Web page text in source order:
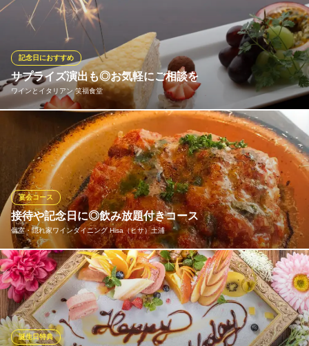
ーツをふんだんに盛り付け、「HappyBirthday」のお祝いの文字を
添えたバースデープレート。大切なひと時をより華やかに演出い
たします◎内容や演出など、事前にご相談も大歓迎です！ お気軽
にお問い合わせください。
※こちらは夜のみのこだわりです。
今尽 荒川沖東口店
世界のお酒と茨城食材
ＪＲ常磐線荒川沖駅東口 徒歩1分
茨城県土浦市荒川沖東2-2-10
サプライズ演出も◎お気軽にご相談を
ワインとイタリアン 笑福食堂
記念日におすすめ
誕生日や歓送迎会をサプライズでお祝い！ご予算は1,650円～で応
相談。ホールケーキのご用意も可能です♪音楽、照明、花火での演
出やゲスト様に合わせたサプライズ演出など、お客様のご要望に
合わせて心を込めて準備します。特別な日を素敵な思い出にでき
るよう全力でサポートいたします。お気軽にお問い合わせくださ
い。
ワインとイタリアン 笑福食堂
隠れ家本格イタリアン
ＪＲ常磐線土浦駅 徒歩4分
茨城県土浦市大和町3-2 第2池田ビル1F
接待や記念日に◎飲み放題付きコース
個室・隠れ家ワインダイニング Hisa（ヒサ）土浦
宴会コース
8名様～。料理5品とドリンク（アルコール類、ソフトドリンク）
飲み放題のお得なプランです。料理は全てマスターが丁寧に作り
込んだ品を自信を持ってお出しします。お酒に合う大人の味をお
楽しみください。
誕生日特典